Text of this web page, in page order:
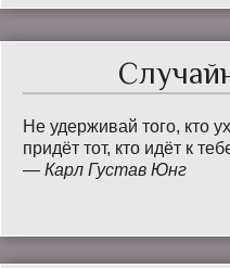
Не удерживай того, кто
придёт тот, кто идёт к
— Карл Густав Юнг